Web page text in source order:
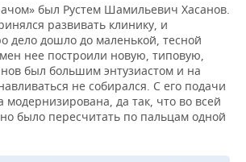
был Рустем Шамильевич Хасанов.
развивать клинику, и
дело дошло до маленькой, тесной
нее построили новую, типовую,
был большим энтузиастом и на
не собирался. С его подачи
да так, что во всей
было пересчитать по пальцам одной